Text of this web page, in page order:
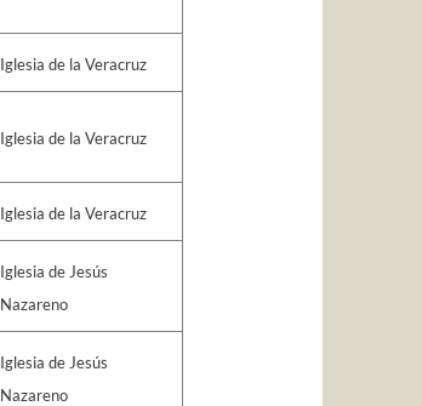
Iglesia de la Veracruz
Iglesia de la Veracruz
Iglesia de la Veracruz
Iglesia de Jesús
Nazareno
Iglesia de Jesús
Nazareno